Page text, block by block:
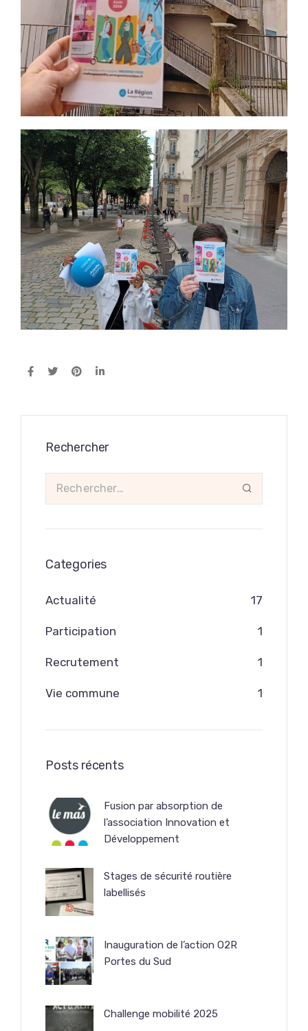
Rechercher
Categories
Actualité 17
Participation 1
Recrutement 1
Vie commune 1
Posts récents
Fusion par absorption de
l’association Innovation et
Développement
Stages de sécurité routière
labellisés
Inauguration de l’action O2R
Portes du Sud
Challenge mobilité 2025